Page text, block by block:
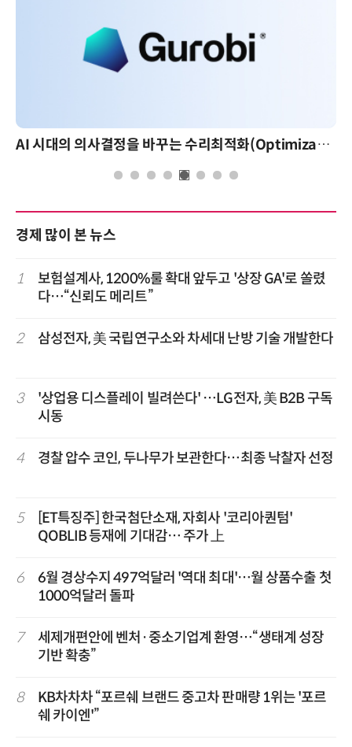
AI 시대의 의사결정을 바꾸는 수리최적화(Optimization): 실제 산업 적용 사례와 활용 전략
경제 많이 본 뉴스
1
보험설계사, 1200%룰 확대 앞두고 '상장 GA'로 쏠렸
다…“신뢰도 메리트”
2 삼성전자, 美 국립연구소와 차세대 난방 기술 개발한다
3
'상업용 디스플레이 빌려쓴다' …LG전자, 美 B2B 구독
시동
4 경찰 압수 코인, 두나무가 보관한다…최종 낙찰자 선정
5
[ET특징주] 한국첨단소재, 자회사 '코리아퀀텀'
QOBLIB 등재에 기대감… 주가 上
6
6월 경상수지 497억달러 '역대 최대'…월 상품수출 첫
1000억달러 돌파
7
세제개편안에 벤처·중소기업계 환영…“생태계 성장
기반 확충”
8
KB차차차 “포르쉐 브랜드 중고차 판매량 1위는 '포르
쉐 카이엔'”